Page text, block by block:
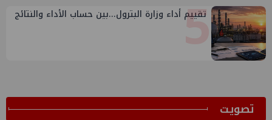
5
تقييم أداء وزارة البترول...بين حساب الأداء والنتائج
ﺗﺼﻮﻳﺖ